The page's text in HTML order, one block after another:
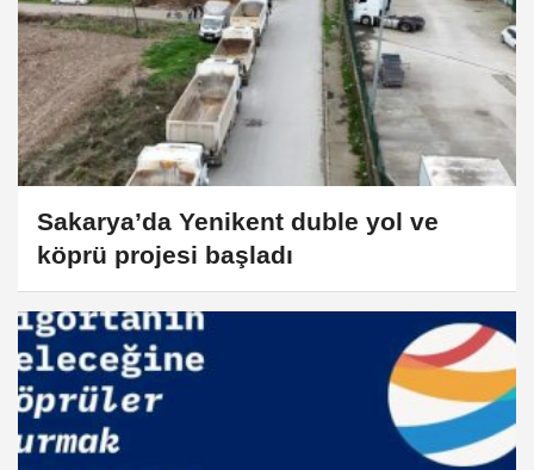
Sakarya’da Yenikent duble yol ve
köprü projesi başladı